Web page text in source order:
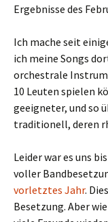
Ergebnisse des
Ich mache seit
ich meine Songs
orchestrale
10 Leuten spielen
geeigneter, und so
traditionell, deren
Leider war es uns
voller
vorletztes Jahr.
Besetzung. Aber